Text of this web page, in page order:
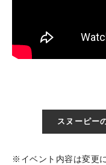
スヌーピー
※イベント内容は変更